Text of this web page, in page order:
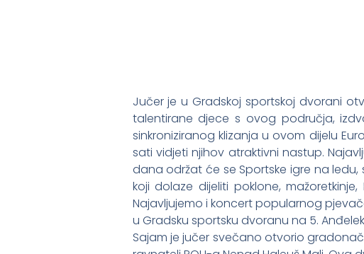
Jučer je u Gradskoj sportskoj dvorani
talentirane djece s ovog područja,
sinkroniziranog klizanja u ovom dijelu
sati vidjeti njihov atraktivni nastup.
dana održat će se Sportske igre na
koji dolaze dijeliti poklone,
Najavljujemo i koncert popularnog
u Gradsku sportsku dvoranu na 5.
Sajam je jučer svečano otvorio